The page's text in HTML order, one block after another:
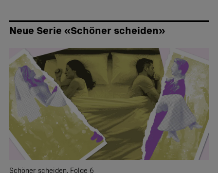
Neue Serie «Schöner scheiden»
Schöner scheiden, Folge 6